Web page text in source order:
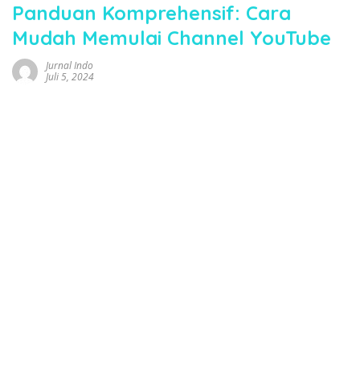
Panduan Komprehensif: Cara
Mudah Memulai Channel YouTube
Jurnal Indo
Juli 5, 2024